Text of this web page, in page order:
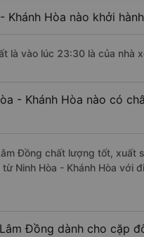
Hòa nào khởi
là vào lúc 23:30 là của nhà
- Khánh Hòa nào có
Đồng chất lượng tốt, xuất
Ninh Hòa - Khánh Hòa với
Đồng dành cho cặp